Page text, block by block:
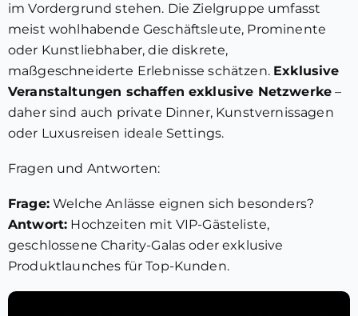
im Vordergrund stehen. Die Zielgruppe umfasst
meist wohlhabende Geschäftsleute, Prominente
oder Kunstliebhaber, die diskrete,
maßgeschneiderte Erlebnisse schätzen. Exklusive
Veranstaltungen schaffen exklusive Netzwerke –
daher sind auch private Dinner, Kunstvernissagen
oder Luxusreisen ideale Settings.
Fragen und Antworten:
Frage:Welche Anlässe eignen sich besonders?
Antwort: Hochzeiten mit VIP-Gästeliste,
geschlossene Charity-Galas oder exklusive
Produktlaunches für Top-Kunden.